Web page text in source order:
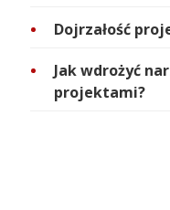
Dojrzałość
Jak wdrożyć
projektami?